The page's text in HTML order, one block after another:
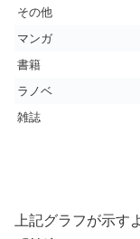
その他
マンガ
書籍
ラノベ
雑誌
上記グラフが示す